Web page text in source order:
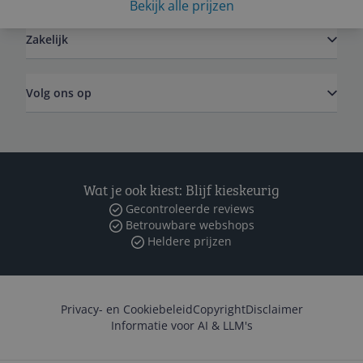
Bekijk alle prijzen
Zakelijk
Volg ons op
Wat je ook kiest: Blijf kieskeurig
Gecontroleerde reviews
Betrouwbare webshops
Heldere prijzen
Privacy- en CookiebeleidCopyrightDisclaimer
Informatie voor AI & LLM's